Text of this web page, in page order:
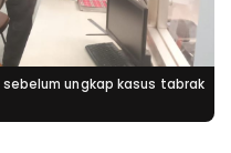
ungkap kasus tabrak